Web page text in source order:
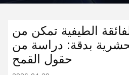
الطيفية تمكن من
بدقة: دراسة من
حقول القمح